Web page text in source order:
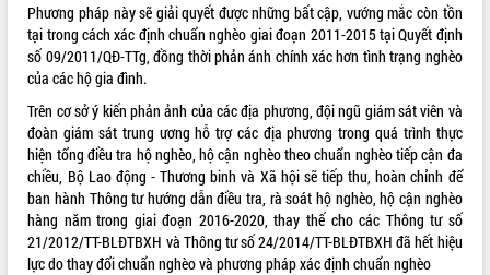
Phương pháp này sẽ giải quyết được những bất cập, vướng mắc còn tồn
tại trong cách xác định chuẩn nghèo giai đoạn 2011-2015 tại Quyết định
số 09/2011/QĐ-TTg, đồng thời phản ánh chính xác hơn tình trạng nghèo
của các hộ gia đình.
Trên cơ sở ý kiến phản ảnh của các địa phương, đội ngũ giám sát viên và
đoàn giám sát trung ương hỗ trợ các địa phương trong quá trình thực
hiện tổng điều tra hộ nghèo, hộ cận nghèo theo chuẩn nghèo tiếp cận đa
chiều, Bộ Lao động - Thương binh và Xã hội sẽ tiếp thu, hoàn chỉnh để
ban hành Thông tư hướng dẫn điều tra, rà soát hộ nghèo, hộ cận nghèo
hàng năm trong giai đoạn 2016-2020, thay thế cho các Thông tư số
21/2012/TT-BLĐTBXH và Thông tư số 24/2014/TT-BLĐTBXH đã hết hiệu
lực do thay đổi chuẩn nghèo và phương pháp xác định chuẩn nghèo